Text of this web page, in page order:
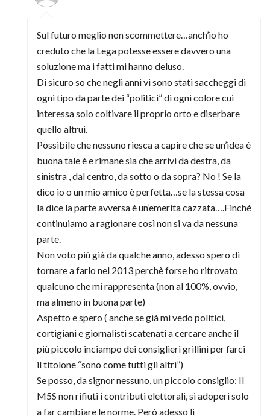
Sul futuro meglio non scommettere…anch’io ho
creduto che la Lega potesse essere davvero una
soluzione ma i fatti mi hanno deluso.
Di sicuro so che negli anni vi sono stati saccheggi di
ogni tipo da parte dei “politici” di ogni colore cui
interessa solo coltivare il proprio orto e diserbare
quello altrui.
Possibile che nessuno riesca a capire che se un’idea è
buona tale è e rimane sia che arrivi da destra, da
sinistra , dal centro, da sotto o da sopra? No ! Se la
dico io o un mio amico è perfetta…se la stessa cosa
la dice la parte avversa è un’emerita cazzata….Finché
continuiamo a ragionare così non si va da nessuna
parte.
Non voto più già da qualche anno, adesso spero di
tornare a farlo nel 2013 perchè forse ho ritrovato
qualcuno che mi rappresenta (non al 100%, ovvio,
ma almeno in buona parte)
Aspetto e spero ( anche se già mi vedo politici,
cortigiani e giornalisti scatenati a cercare anche il
più piccolo inciampo dei consiglieri grillini per farci
il titolone “sono come tutti gli altri”)
Se posso, da signor nessuno, un piccolo consiglio: Il
M5S non rifiuti i contributi elettorali, si adoperi solo
a far cambiare le norme. Però adesso li